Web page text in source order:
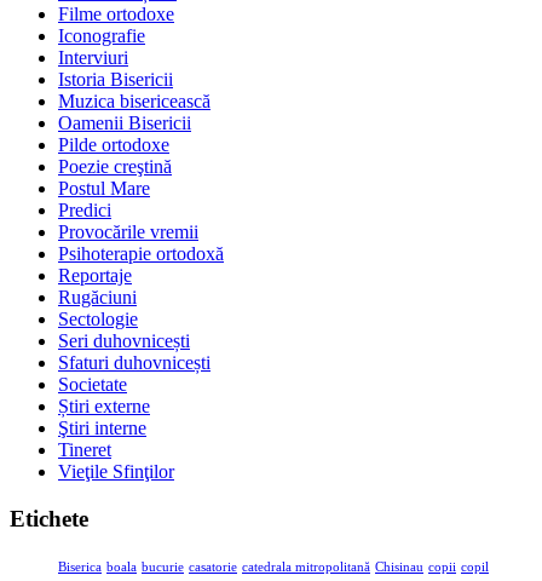
Filme ortodoxe
Iconografie
Interviuri
Istoria Bisericii
Muzica bisericească
Oamenii Bisericii
Pilde ortodoxe
Poezie creştină
Postul Mare
Predici
Provocările vremii
Psihoterapie ortodoxă
Reportaje
Rugăciuni
Sectologie
Seri duhovnicești
Sfaturi duhovnicești
Societate
Știri externe
Ştiri interne
Tineret
Vieţile Sfinţilor
Etichete
Biserica boala bucurie casatorie catedrala mitropolitană Chisinau copii copil